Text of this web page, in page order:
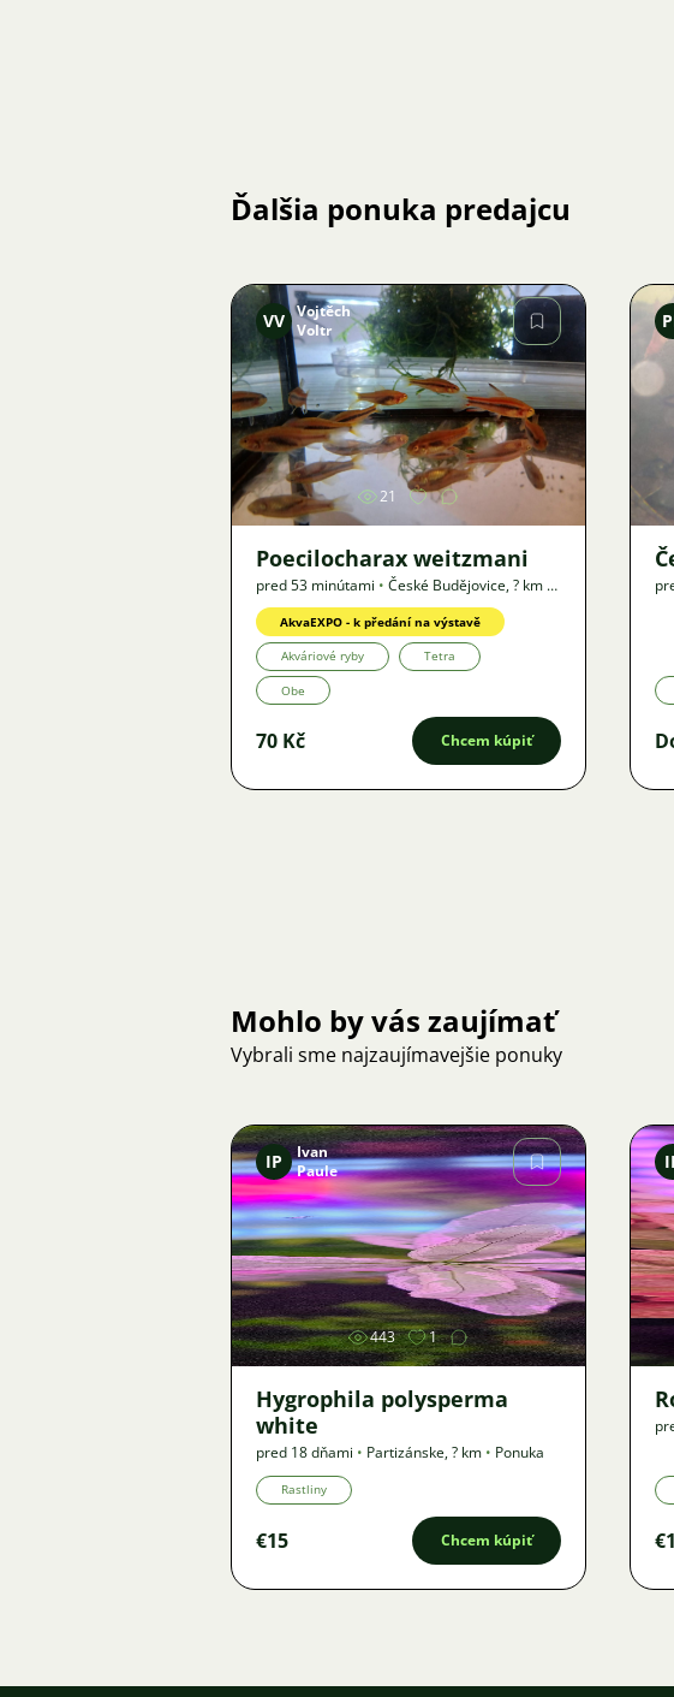
Ďalšia ponuka predajcu
Obrázok
VV Vojtěch
Voltr
21
Poecilocharax weitzmani
pred 53 minútami • České Budějovice,? km •
Ponuka
AkvaEXPO - k předání na výstavě
Akváriové ryby Tetra
Obe
70 Kč Chcem kúpiť
Mohlo by vás zaujímať
Vybrali sme najzaujímavejšie ponuky
Obrázok
IP
Ivan
Paule
443 1
Hygrophila polysperma
white
pred 18 dňami • Partizánske,? km • Ponuka
Rastliny
€15 Chcem kúpiť